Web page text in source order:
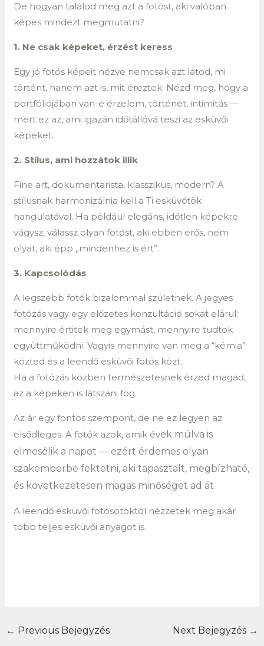
De hogyan találod meg azt a fotóst, aki valóban
képes mindezt megmutatni?
1. Ne csak képeket, érzést keress
Egy jó fotós képeit nézve nemcsak azt látod, mi
történt, hanem azt is, mit éreztek. Nézd meg, hogy a
portfóliójában van-e érzelem, történet, intimitás —
mert ez az, ami igazán időtállóvá teszi az esküvői
képeket.
2. Stílus, ami hozzátok illik
Fine art, dokumentarista, klasszikus, modern? A
stílusnak harmonizálnia kell a Ti esküvőtök
hangulatával. Ha például elegáns, időtlen képekre
vágysz, válassz olyan fotóst, aki ebben erős, nem
olyat, aki épp „mindenhez is ért”.
3. Kapcsolódás
A legszebb fotók bizalommal születnek. A jegyes
fotózás vagy egy előzetes konzultáció sokat elárul:
mennyire értitek meg egymást, mennyire tudtok
együttműködni. Vagyis mennyire van meg a “kémia”
közted és a leendő esküvői fotós közt.
Ha a fotózás közben természetesnek érzed magad,
az a képeken is látszani fog.
Az ár egy fontos szempont, de ne ez legyen az
elsődleges. A fotók azok, amik évek múlva is
elmesélik a napot — ezért érdemes olyan
szakemberbe fektetni, aki tapasztalt, megbízható,
és következetesen magas minőséget ad át.
A leendő esküvői fotósotoktól nézzetek meg akár
több teljes esküvői anyagot is.
← Previous Bejegyzés Next Bejegyzés →